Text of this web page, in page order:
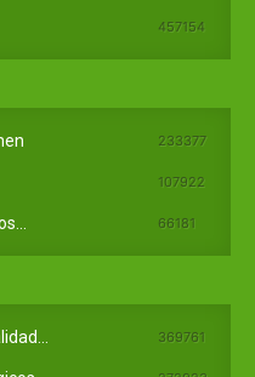
457154
233377
107922
66181
369761